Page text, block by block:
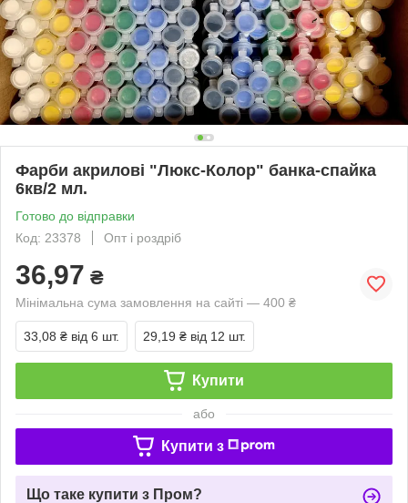
Фарби акрилові "Люкс-Колор" банка-спайка
6кв/2 мл.
Готово до відправки
Код: 23378
Опт і роздріб
36,97 ₴
Мінімальна сума замовлення на сайті — 400 ₴
33,08 ₴ від 6 шт. 29,19 ₴ від 12 шт.
Купити
або
Купити з
Що таке купити з Пром?